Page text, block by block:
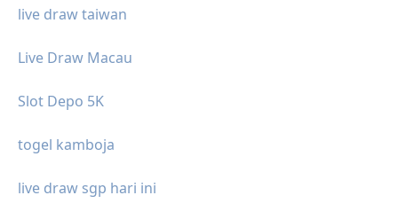
live draw taiwan
Live Draw Macau
Slot Depo 5K
togel kamboja
live draw sgp hari ini